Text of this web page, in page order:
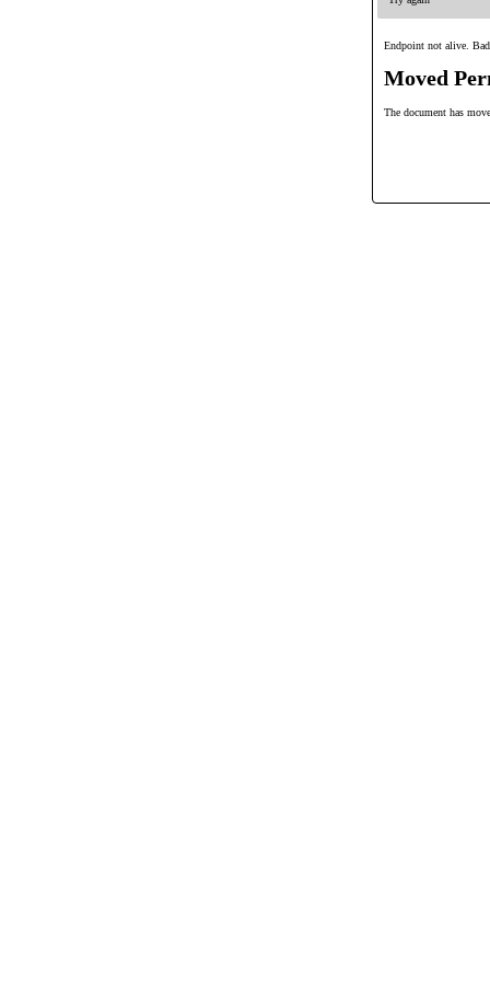
Endpoint not alive.
Moved
The document has